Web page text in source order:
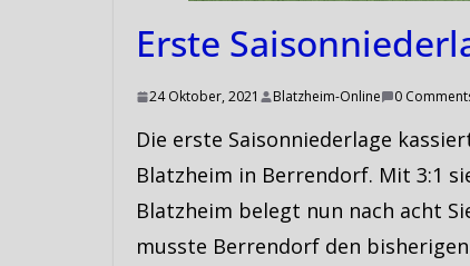
Erste
24 Oktober, 2021 Blatzheim-Online 0
Die erste Saisonniederlage
Blatzheim in Berrendorf. Mit 3:1
Blatzheim belegt nun nach acht
musste Berrendorf den